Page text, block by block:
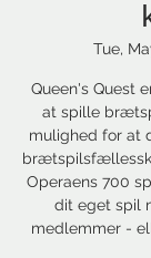
Tue,
Queen's Quest
at spille
mulighed for at
Operaens 700
dit eget spil
medlemmer -